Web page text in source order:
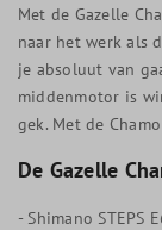
Met de Gazelle
naar het werk als
je absoluut van
middenmotor is
gek. Met de
De Gazelle
- Shimano STEPS